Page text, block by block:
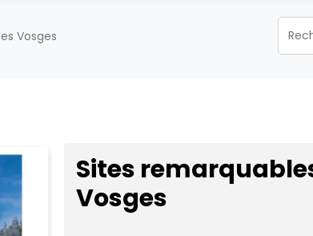
Vosges
Sites
Vosges